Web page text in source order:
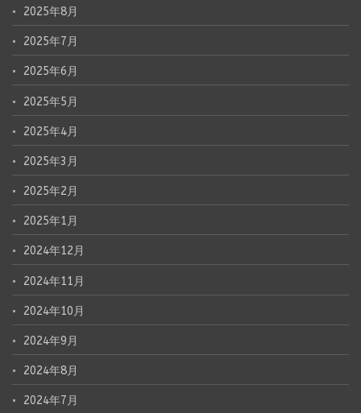
2025年8月
2025年7月
2025年6月
2025年5月
2025年4月
2025年3月
2025年2月
2025年1月
2024年12月
2024年11月
2024年10月
2024年9月
2024年8月
2024年7月